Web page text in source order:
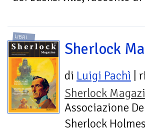
LIBRI
Sherlock
di Luigi Pachì |
Sherlock
Associazione
Sherlock